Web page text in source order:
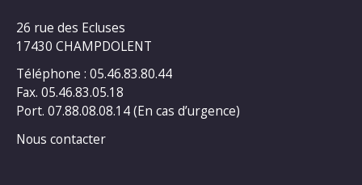
26 rue des Ecluses
17430 CHAMPDOLENT
Téléphone : 05.46.83.80.44
Fax. 05.46.83.05.18
Port. 07.88.08.08.14 (En cas d’urgence)
Nous contacter